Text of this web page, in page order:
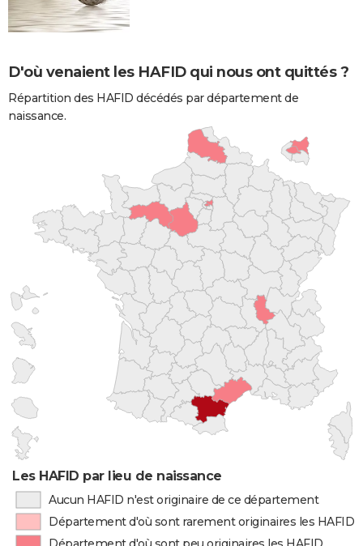
D'où venaient les HAFID qui nous ont quittés ?
Répartition des HAFID décédés par département de
naissance.
Les HAFID par lieu de naissance
Aucun HAFID n'est originaire de ce département
Département d'où sont rarement originaires les HAFID